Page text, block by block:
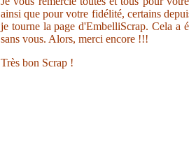
ainsi que pour votre fidélité, certains
je tourne la page d'EmbelliScrap. Cela a
sans vous. Alors, merci encore !!!
Très bon Scrap !